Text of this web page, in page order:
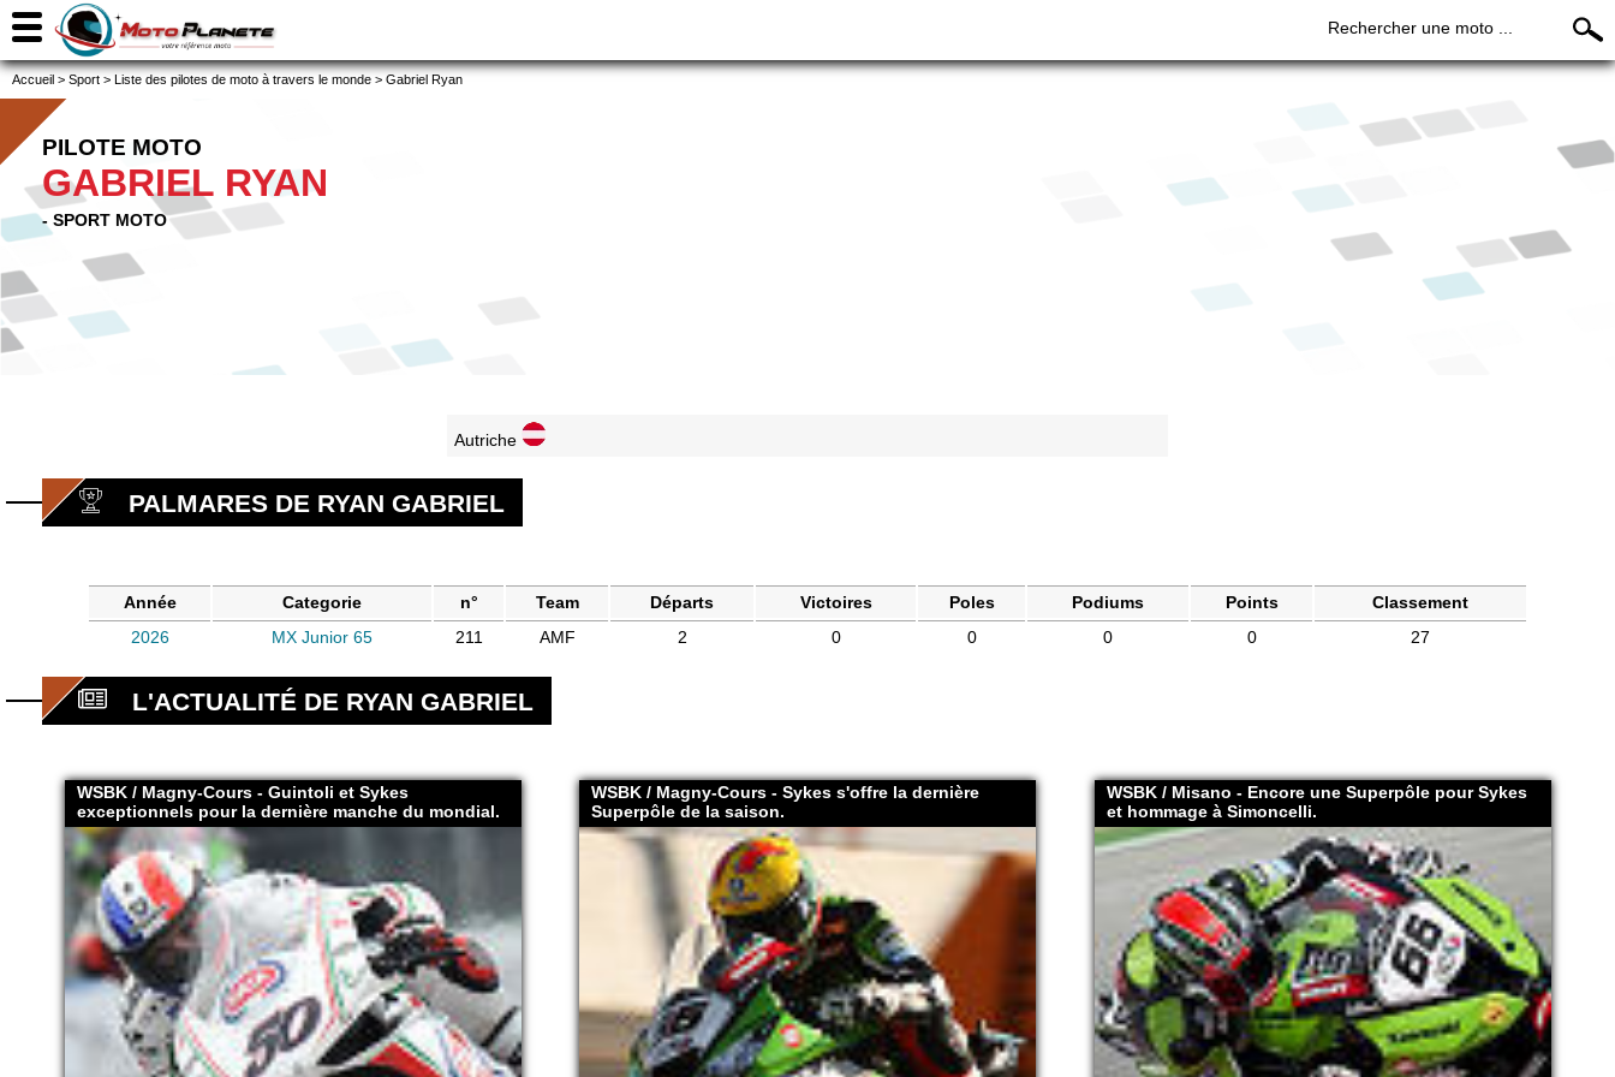
Rechercher une moto ...
Accueil > Sport > Liste des pilotes de moto à travers le monde > Gabriel Ryan
PILOTE MOTO
GABRIEL RYAN
- SPORT MOTO
Autriche
PALMARES DE RYAN GABRIEL
Année Categorie n° Team Départs Victoires Poles Podiums Points
Classement
2026
MX Junior 65 211 AMF 2 0 0 0 0 27
L'ACTUALITÉ DE RYAN GABRIEL
WSBK / Magny-Cours - Guintoli et Sykes
exceptionnels pour la dernière manche du mondial.
WSBK / Magny-Cours - Sykes s'offre la dernière
Superpôle de la saison.
WSBK / Misano - Encore une Superpôle pour Sykes
et hommage à Simoncelli.